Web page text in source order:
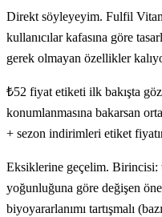
Direkt söyleyeyim. Fulfil
kullanıcılar kafasına göre
gerek olmayan özellikler
₺52 fiyat etiketi ilk bakışta
konumlanmasına bakarsan
+ sezon indirimleri etiket
Eksiklerine geçelim. Birincisi:
yoğunluğuna göre değişen
biyoyararlanımı tartışmalı